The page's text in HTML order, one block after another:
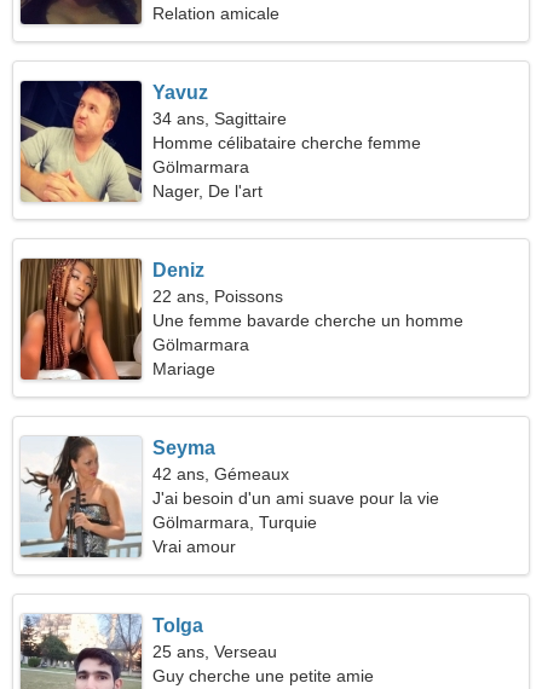
Relation amicale
Yavuz
34 ans, Sagittaire
Homme célibataire cherche femme
Gölmarmara
Nager, De l'art
Deniz
22 ans, Poissons
Une femme bavarde cherche un homme
Gölmarmara
Mariage
Seyma
42 ans, Gémeaux
J'ai besoin d'un ami suave pour la vie
Gölmarmara, Turquie
Vrai amour
Tolga
25 ans, Verseau
Guy cherche une petite amie